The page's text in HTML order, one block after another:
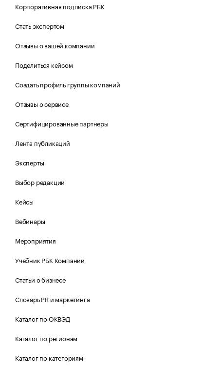
Корпоративная подписка РБК
Стать экспертом
Отзывы о вашей компании
Поделиться кейсом
Создать профиль группы компаний
Отзывы о сервисе
Сертифицированные партнеры
Лента публикаций
Эксперты
Выбор редакции
Кейсы
Вебинары
Мероприятия
Учебник РБК Компании
Статьи о бизнесе
Словарь PR и маркетинга
Каталог по ОКВЭД
Каталог по регионам
Каталог по категориям